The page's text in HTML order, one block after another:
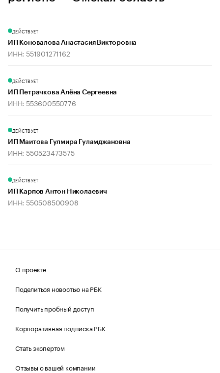
ДЕЙСТВУЕТ
ИП Коновалова Анастасия Викторовна
ИНН: 551901271162
ДЕЙСТВУЕТ
ИП Петрачкова Алёна Сергеевна
ИНН: 553600550776
ДЕЙСТВУЕТ
ИП Маитова Гулмира Гуламджановна
ИНН: 550523473575
ДЕЙСТВУЕТ
ИП Карпов Антон Николаевич
ИНН: 550508500908
О проекте
Поделиться новостью на РБК
Получить пробный доступ
Корпоративная подписка РБК
Стать экспертом
Отзывы о вашей компании